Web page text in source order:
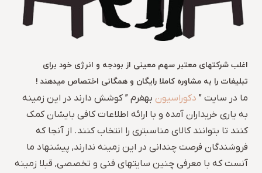
اغلب شرکتهای معتبر سهم معینی از بودجه و انرژی خود برای
تبلیغات را به مشاوره کاملا رایگان و همگانی اختصاص میدهند !
ما در سایت ” دکوراسیون بهفرم ” کوشش دارند در این زمینه
به یاری خریداران آمده و با ارائه اطلاعات کافی بایشان کمک
کنند تا بتوانند کالای مناسبتری را انتخاب کنند. از آنجا که
فروشندگان فرصت چندانی در این زمینه ندارند, پیشنهاد ما
آنست که با معرفی چنین سایتهای فنی و تخصصی, قبلا زمینه